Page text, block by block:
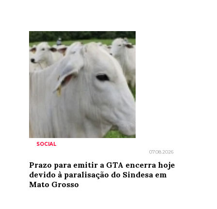
SOCIAL
07.08.2026
Prazo para emitir a GTA encerra hoje
devido à paralisação do Sindesa em
Mato Grosso